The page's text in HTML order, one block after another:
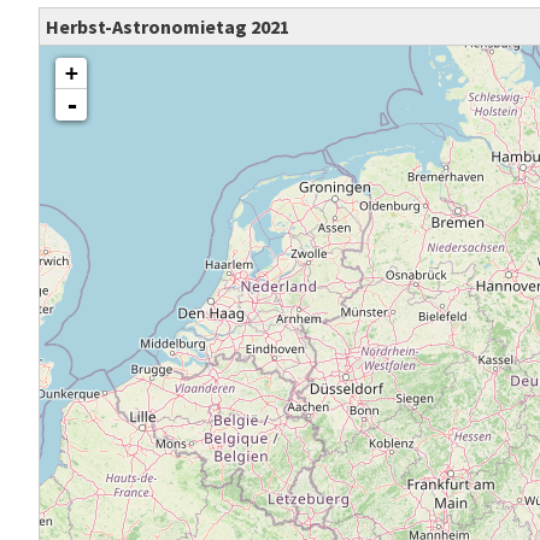
Herbst-Astronomietag 2021
Karte wird geladen - bitte warten...
+
-